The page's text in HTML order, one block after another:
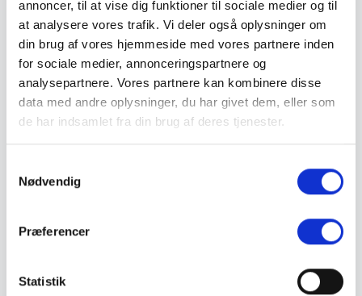
annoncer, til at vise dig funktioner til sociale medier og til
at analysere vores trafik. Vi deler også oplysninger om
din brug af vores hjemmeside med vores partnere inden
for sociale medier, annonceringspartnere og
analysepartnere. Vores partnere kan kombinere disse
data med andre oplysninger, du har givet dem, eller som
de har indsamlet fra din brug af deres tjenester.
Nødvendig
Præferencer
Statistik
Brandskilte
Cykeloprydning
Henvisningsskilte
Hunde
Klistermærke / Markat
Piktogrammer
Påbudsskilte
Standere, galger og beslag